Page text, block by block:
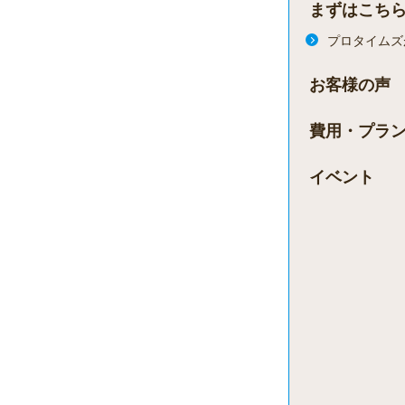
まずはこち
プロタイム
お客様の声
費用・プラ
イベント